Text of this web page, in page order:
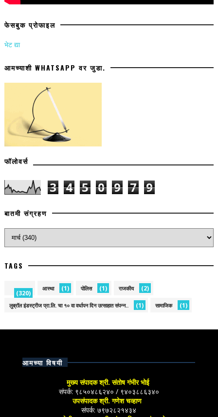
फेसबुक प्रोफाइल
भेट द्या
आमच्याशी WHATSAPP वर जुडा.
फॉलोवर्स
3 4 5 0 9 7 9
बातमी संग्रहण
TAGS
(320)
आस्था (1) पोलिस (1) राजकीय (2)
लुब्रॉल इंडस्ट्रीज प्रा.लि. चा १० वा वर्धापन दिन उत्साहात संपन्न.. (1) सामाजिक (1)
आमच्या विषयी
मुख्य संपादक श्री. संतोष गंभीर भोई
संपर्क: ९८५०४८६२४० / ९४०३८८६३४०
उपसंपादक श्री. गणेश चव्हाण
संपर्क: ७९७२८२१४३४